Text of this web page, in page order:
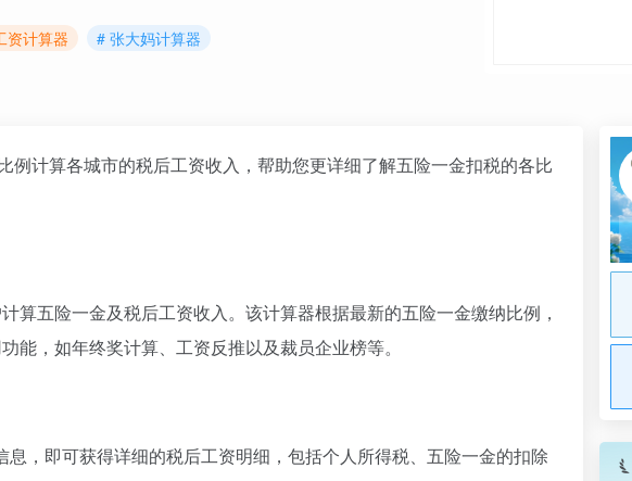
资计算器 # 张大妈计算器
例计算各城市的税后工资收入，帮助您更详细了解五险一金扣税的各比
算五险一金及税后工资收入。该计算器根据最新的五险一金缴纳比例，
，如年终奖计算、工资反推以及裁员企业榜等。
，即可获得详细的税后工资明细，包括个人所得税、五险一金的扣除